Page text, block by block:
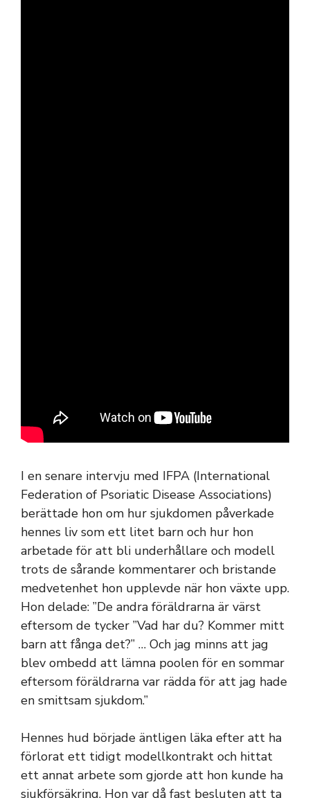
I en senare intervju med IFPA (International
Federation of Psoriatic Disease Associations)
berättade hon om hur sjukdomen påverkade
hennes liv som ett litet barn och hur hon
arbetade för att bli underhållare och modell
trots de sårande kommentarer och bristande
medvetenhet hon upplevde när hon växte upp.
Hon delade: ”De andra föräldrarna är värst
eftersom de tycker ”Vad har du? Kommer mitt
barn att fånga det?” … Och jag minns att jag
blev ombedd att lämna poolen för en sommar
eftersom föräldrarna var rädda för att jag hade
en smittsam sjukdom.”
Hennes hud började äntligen läka efter att ha
förlorat ett tidigt modellkontrakt och hittat
ett annat arbete som gjorde att hon kunde ha
sjukförsäkring. Hon var då fast besluten att ta